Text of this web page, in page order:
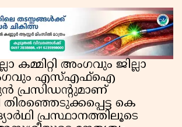
കമ്മിറ്റി അംഗവും ജില്ലാ
എസ്എഫ്ഐ
പ്രസിഡൻ്റുമാണ്
കെ
പ്രസ്ഥാനത്തിലൂടെ